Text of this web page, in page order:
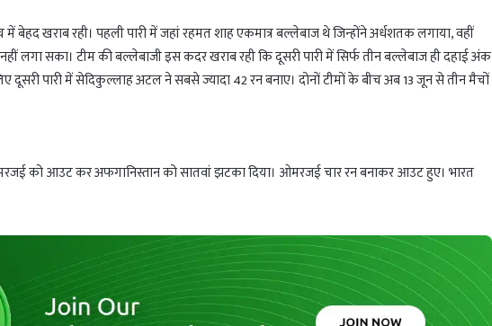
बेहद खराब रही। पहली पारी में जहां रहमत शाह एकमात्र बल्लेबाज थे जिन्होंने अर्धशतक लगाया, वहीं
लगा सका। टीम की बल्लेबाजी इस कदर खराब रही कि दूसरी पारी में सिर्फ तीन बल्लेबाज ही दहाई अंक
पारी में सेदिकुल्लाह अटल ने सबसे ज्यादा 42 रन बनाए। दोनों टीमों के बीच अब 13 जून से तीन मैचों
को आउट कर अफगानिस्तान को सातवां झटका दिया। ओमरजई चार रन बनाकर आउट हुए। भारत